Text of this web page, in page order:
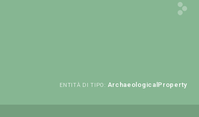
ENTITÀ DI TIPO: ArchaeologicalProperty